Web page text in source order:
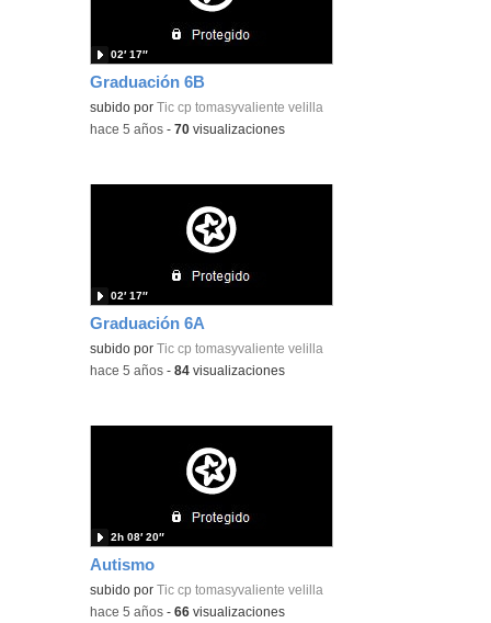
Graduación 6B
subido por Tic cp tomasyvaliente velilla
02′ 17″
-hace 5 años -70 visualizaciones
Graduación 6A
subido por Tic cp tomasyvaliente velilla
02′ 17″
-hace 5 años -84 visualizaciones
Autismo
subido por Tic cp tomasyvaliente velilla
2h 08′ 20″
-hace 5 años -66 visualizaciones